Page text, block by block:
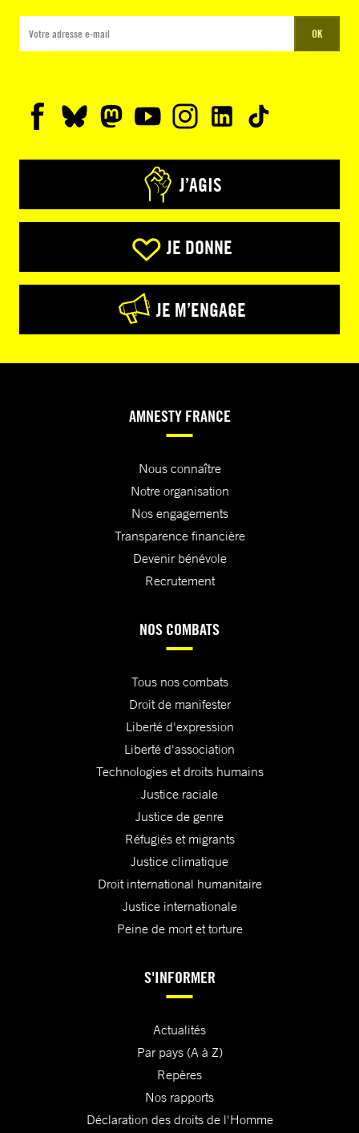
OK
J’AGIS
JE DONNE
JE M’ENGAGE
AMNESTY FRANCE
Nous connaître
Notre organisation
Nos engagements
Transparence financière
Devenir bénévole
Recrutement
NOS COMBATS
Tous nos combats
Droit de manifester
Liberté d'expression
Liberté d'association
Technologies et droits humains
Justice raciale
Justice de genre
Réfugiés et migrants
Justice climatique
Droit international humanitaire
Justice internationale
Peine de mort et torture
S'INFORMER
Actualités
Par pays (A à Z)
Repères
Nos rapports
Déclaration des droits de l'Homme